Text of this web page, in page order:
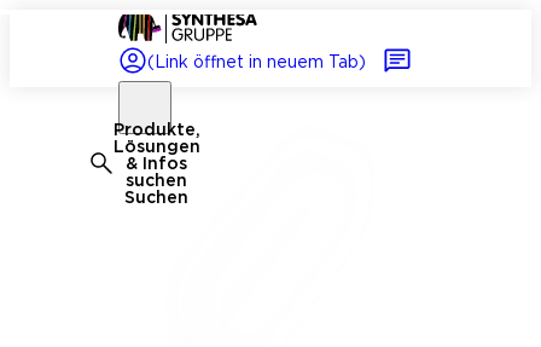
(Link öffnet in neuem Tab)
Produkte,
Lösungen
& Infos
suchen
Suchen